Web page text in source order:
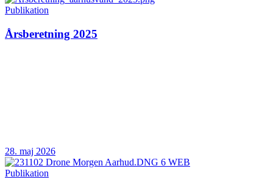
Publikation
Årsberetning 2025
28. maj 2026
Publikation